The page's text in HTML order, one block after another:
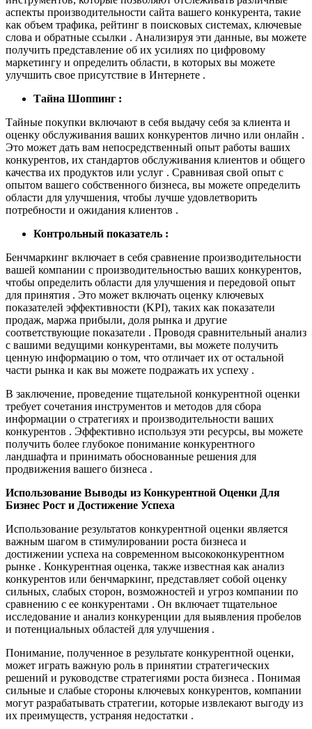
аспекты производительности сайта вашего конкурента, такие
как объем трафика, рейтинг в поисковых системах, ключевые
слова и обратные ссылки . Анализируя эти данные, вы можете
получить представление об их усилиях по цифровому
маркетингу и определить области, в которых вы можете
улучшить свое присутствие в Интернете .
Тайна Шоппинг :
Тайные покупки включают в себя выдачу себя за клиента и
оценку обслуживания ваших конкурентов лично или онлайн .
Это может дать вам непосредственный опыт работы ваших
конкурентов, их стандартов обслуживания клиентов и общего
качества их продуктов или услуг . Сравнивая свой опыт с
опытом вашего собственного бизнеса, вы можете определить
области для улучшения, чтобы лучше удовлетворить
потребности и ожидания клиентов .
Контрольный показатель :
Бенчмаркинг включает в себя сравнение производительности
вашей компании с производительностью ваших конкурентов,
чтобы определить области для улучшения и передовой опыт
для принятия . Это может включать оценку ключевых
показателей эффективности (KPI), таких как показатели
продаж, маржа прибыли, доля рынка и другие
соответствующие показатели . Проводя сравнительный анализ
с вашими ведущими конкурентами, вы можете получить
ценную информацию о том, что отличает их от остальной
части рынка и как вы можете подражать их успеху .
В заключение, проведение тщательной конкурентной оценки
требует сочетания инструментов и методов для сбора
информации о стратегиях и производительности ваших
конкурентов . Эффективно используя эти ресурсы, вы можете
получить более глубокое понимание конкурентного
ландшафта и принимать обоснованные решения для
продвижения вашего бизнеса .
Использование Выводы из Конкурентной Оценки Для
Бизнес Рост и Достижение Успеха
Использование результатов конкурентной оценки является
важным шагом в стимулировании роста бизнеса и
достижении успеха на современном высококонкурентном
рынке . Конкурентная оценка, также известная как анализ
конкурентов или бенчмаркинг, представляет собой оценку
сильных, слабых сторон, возможностей и угроз компании по
сравнению с ее конкурентами . Он включает тщательное
исследование и анализ конкуренции для выявления пробелов
и потенциальных областей для улучшения .
Понимание, полученное в результате конкурентной оценки,
может играть важную роль в принятии стратегических
решений и руководстве стратегиями роста бизнеса . Понимая
сильные и слабые стороны ключевых конкурентов, компании
могут разрабатывать стратегии, которые извлекают выгоду из
их преимуществ, устраняя недостатки .